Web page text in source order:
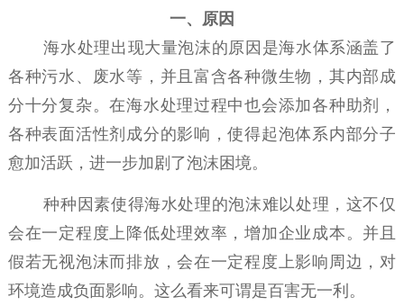
一、 原因
海水处理出现大量泡沫的原因是海水体系涵盖了
各种污水、废水等，并且富含各种微生物，其内部成
分十分复杂。在海水处理过程中也会添加各种助剂，
各种表面活性剂成分的影响，使得起泡体系内部分子
愈加活跃，进一步加剧了泡沫困境。
种种因素使得海水处理的泡沫难以处理，这不仅
会在一定程度上降低处理效率，增加企业成本。并且
假若无视泡沫而排放，会在一定程度上影响周边，对
环境造成负面影响。这么看来可谓是百害无一利。